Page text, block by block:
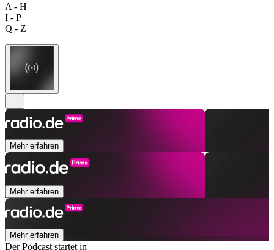
A - H
I - P
Q - Z
Mehr erfahren
Mehr erfahren
Mehr erfahren
Der Podcast startet in